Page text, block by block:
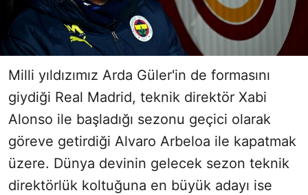
Milli yıldızımız Arda Güler'in de formasını
giydiği Real Madrid, teknik direktör Xabi
Alonso ile başladığı sezonu geçici olarak
göreve getirdiği Alvaro Arbeloa ile kapatmak
üzere. Dünya devinin gelecek sezon teknik
direktörlük koltuğuna en büyük adayı ise